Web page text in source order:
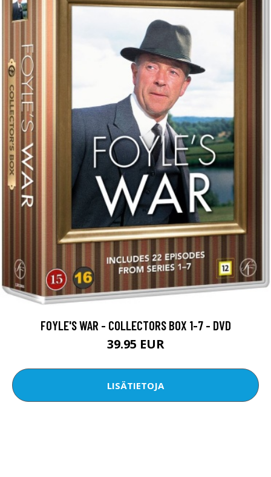
FOYLE'S WAR - COLLECTORS BOX 1-7 - DVD
39.95 EUR
LISÄTIETOJA